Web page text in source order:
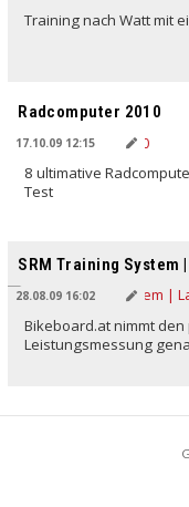
Training nach Watt mit
Radcomputer 2010
17.10.09 12:15
8 ultimative
Test
SRM Training System
28.08.09 16:02
Bikeboard.at nimmt
Leistungsmessung